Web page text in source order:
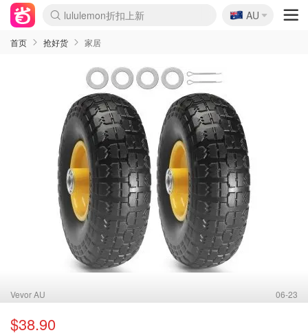
Sasa美妆护肤3.5折
SSENSE年中2.5折
FreshBeauty好价汇总
Cettire降价+叠9折
WWS Coles超市实拍
viagogo二手票捡漏
Myer超级周末
The Outnet奢牌1折起
David Jones 3折起
Flannels大牌1折
Perfumes Club护肤1折
AMIRO面罩$251
Amazon折扣汇总
eToro入金$200送$50
Amazon数码好物
ICONIC本周7.5折
ThedoubleF高奢地板价
Moose Knuckles 6折
丝芙兰5折起
EUFY摄像头$98
Selenichast首饰2折
Trip机票酒店促销
YSL送5件彩妆礼
Amazon家居好物
Amazon美妆护肤
雅漾大喷$8
过敏原检测盒$33
伊索独家赠50ml沐浴露
科颜氏高保湿面霜$29
SEALIFE海洋馆门票6折
丝塔芙大白罐$16
订阅Newsletter送香薰
Cult Beauty 6.8折
Harrods圣诞日历$525
LN-CC奢牌私促3折
d'Alba空姐喷雾$16
EVE LOM套装£56
Bernardelli独家4折
Adore Beauty 6折起
CT圣诞日历
Mytheresa奢品2.7折
Luxury Escapes 9折
Currentbody美容仪$881
MOON Garden Live
Roborock扫地机$649
Tingo Life水杯$24
Valentino官网5折
CR洗护套装$23
修丽可4件套$159
Myer彩妆2件7折
GANNI官网4.5折
Stylevana韩妆4折
Tessabit高奢8.5折
OGX洗发水$11
Amazon阿德莱德次日达
卡诗8.5折+赠礼
Philips Hue灯具8折
🇦🇺
AU
首页 抢好货 家居
Vevor AU 06-23
$38.90